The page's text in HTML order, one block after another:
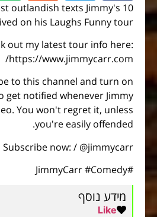
outlandish texts Jimmy's
on his Laughs Funny tour.
out my latest tour info here:
https://www.jimmycarr.com/
to this channel and turn on
get notified whenever Jimmy
You won't regret it, unless
you're easily offended.
Subscribe now: / @jimmycarr
#JimmyCarr #Comedy
מידע נוסף
Like